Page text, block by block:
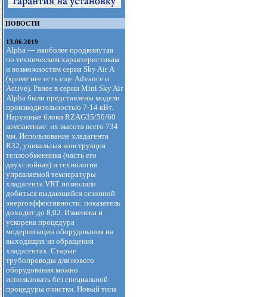
НОВОСТИ
13.06.2019
Alpha — наиболее продвинутая
по техническим характеристикам
и возможностям серия Sky Air А
(кроме нее есть еще Advance и
Active). Ранее в серии Mini Sky Air
Alpha были представлены модели
производительностью 7-14 кВт.
Наружные блоки RZAG35/50/60
компактные: их высота всего 734
мм. Использование хладагента
R32, уникальная конструкция
теплообменника (часть его
двухслойная) и технология
управляемой температуры
хладагента VRT позволили
добиться выдающейся сезонной
энергоэффективности: показатель
доходит до 8,02. Изменена и
ускорена процедура
модернизации оборудования на
выходящих из обращения
хладагентах. Старые
трубопроводы для нового
оборудования можно
использовать без специальной
процедуры очистки. Новый типа